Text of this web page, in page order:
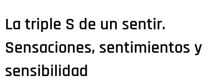
La triple S de un sentir.
Sensaciones, sentimientos y
sensibilidad